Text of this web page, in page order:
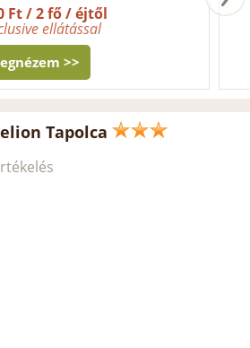
Ft / 2 fő / éjtől
ellátással
>>
Tapolca